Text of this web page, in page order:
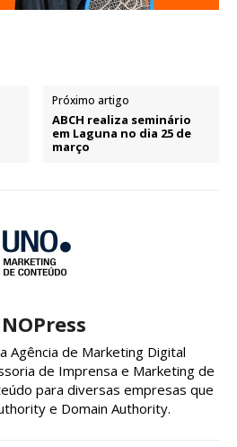
Próximo artigo
ABCH realiza seminário
em Laguna no dia 25 de
março
Agência de Marketing Digital
de Imprensa e Marketing de
para diversas empresas que
e Domain Authority.